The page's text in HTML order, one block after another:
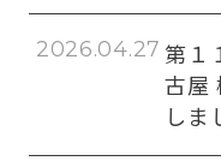
2026.04.27 第１
古屋
しま